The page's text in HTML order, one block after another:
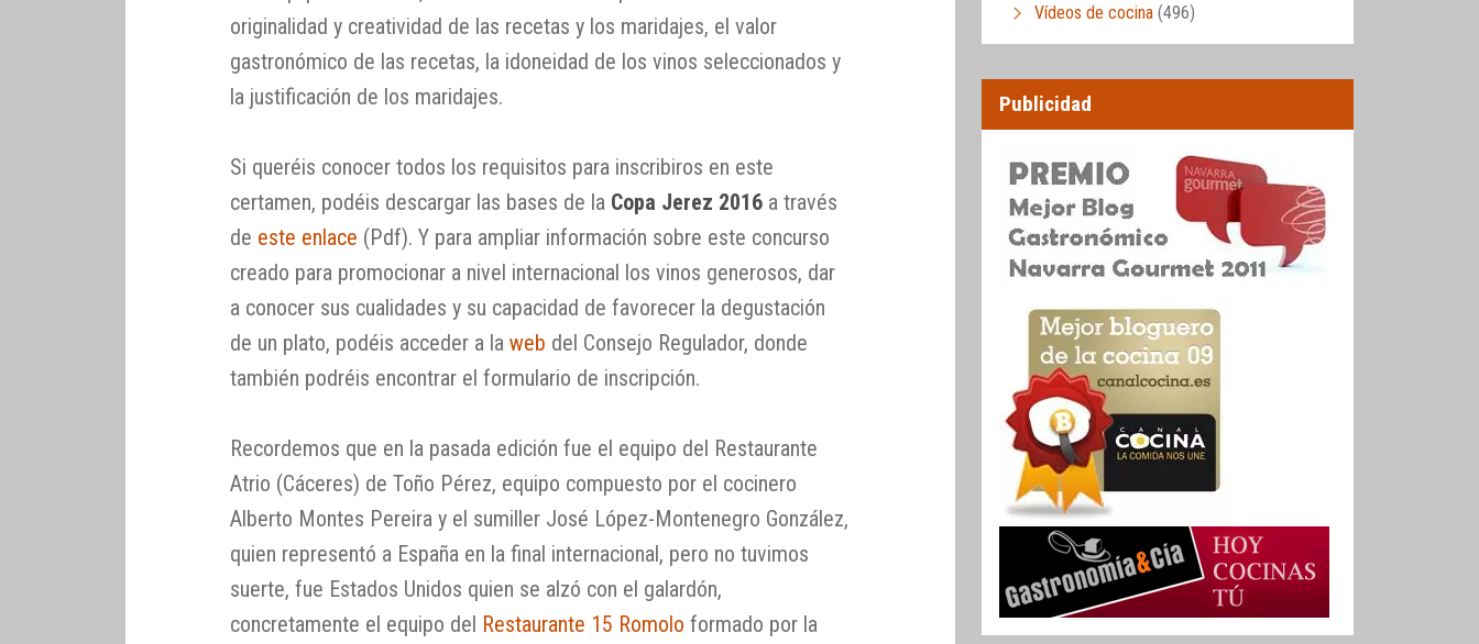
originalidad y creatividad de las recetas y los maridajes, el valor
gastronómico de las recetas, la idoneidad de los vinos seleccionados y
la justificación de los maridajes.
Si queréis conocer todos los requisitos para inscribiros en este
certamen, podéis descargar las bases de la Copa Jerez 2016 a través
de este enlace (Pdf). Y para ampliar información sobre este concurso
creado para promocionar a nivel internacional los vinos generosos, dar
a conocer sus cualidades y su capacidad de favorecer la degustación
de un plato, podéis acceder a laweb del Consejo Regulador, donde
también podréis encontrar el formulario de inscripción.
Recordemos que en la pasada edición fue el equipo del Restaurante
Atrio (Cáceres) de Toño Pérez, equipo compuesto por el cocinero
Alberto Montes Pereira y el sumiller José López-Montenegro González,
quien representó a España en la final internacional, pero no tuvimos
suerte, fue Estados Unidos quien se alzó con el galardón,
concretamente el equipo del Restaurante 15 Romolo formado por la
Vídeos de cocina (496)
Publicidad